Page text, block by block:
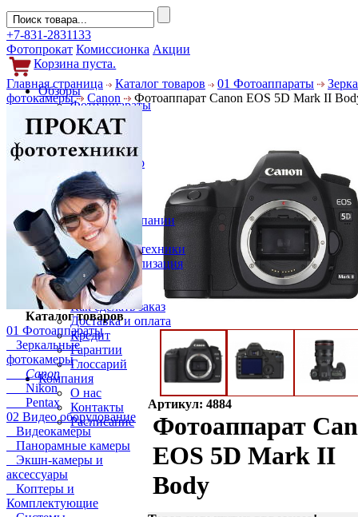
+7-831-2831133
Фотопрокат Комиссионка Акции
Корзина пуста.
Обзоры
Фотоаппараты
Объективы
Фильтры
Новости
Фото и видео
Гаджеты
Аксессуары
Слухи
Новости компании
Услуги
Прокат фототехники
Выкуп и реализация
Покупателям
Акции
Как сделать заказ
Доставка и оплата
Кредит
Гарантии
Глоссарий
Компания
О нас
Контакты
Расписание
Главная страница Каталог товаров 01 Фотоаппараты
фотокамеры
Canon Фотоаппарат Canon EOS 5D Mark II
Каталог товаров
01 Фотоаппараты
Зеркальные
фотокамеры
Canon
Nikon
Pentax
02 Видео оборудование
Видеокамеры
Панорамные камеры
Экшн-камеры и
аксессуары
Коптеры и
Комплектующие
Артикул: 4884
Фотоаппарат
EOS 5D Mark II
Body